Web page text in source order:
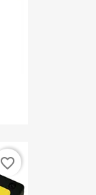
favorite_border